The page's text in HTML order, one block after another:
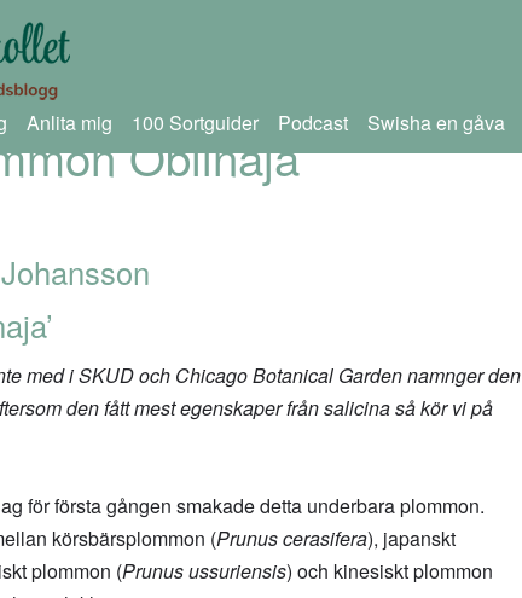
Anlita mig 100 Sortguider Podcast Swisha en gåva
Obilnaja
med i SKUD och Chicago Botanical Garden namnger den
den fått mest egenskaper från salicina så kör vi på
för första gången smakade detta underbara plommon.
körsbärsplommon (Prunus cerasifera), japanskt
plommon (Prunus ussuriensis) och kinesiskt plommon